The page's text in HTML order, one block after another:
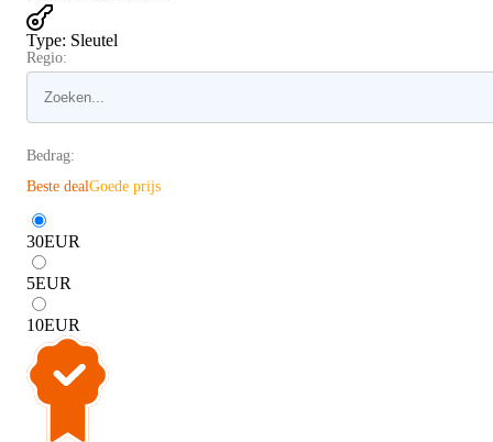
Type: Sleutel
Regio:
Bedrag:
Beste dealGoede prijs
30EUR
5EUR
10EUR